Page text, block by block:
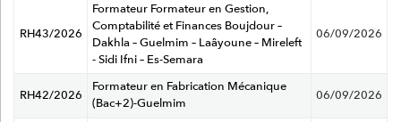
RH43/2026
Formateur Formateur en Gestion,
Comptabilité et Finances Boujdour –
Dakhla – Guelmim – Laâyoune – Mireleft
- Sidi Ifni – Es-Semara
06/09/2026
RH42/2026
Formateur en Fabrication Mécanique
(Bac+2)-Guelmim
06/09/2026